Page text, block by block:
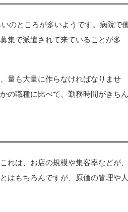
のところが多いようです。病院で
集で派遣されて来ていることが多
量も大量に作らなければなりませ
の職種に比べて、勤務時間がきちん
れは、お店の規模や集客率などが、
はもちろんですが、原価の管理や人